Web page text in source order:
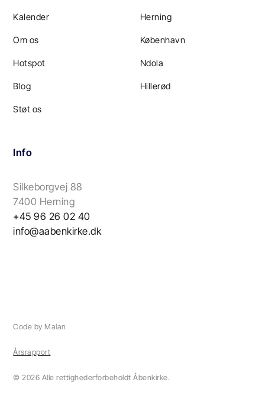
Kalender
Om os
Hotspot
Blog
Støt os
Herning
København
Ndola
Hillerød
Info
Silkeborgvej 88
7400 Herning
+45 96 26 02 40
info@aabenkirke.dk
© 2026 Alle rettighederforbeholdt Åbenkirke.
Årsrapport
Code by Malan